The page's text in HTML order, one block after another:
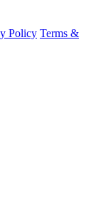
Policy Terms &